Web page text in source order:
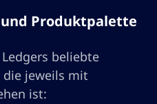
Produktpalette
beliebte
die jeweils mit
ist: